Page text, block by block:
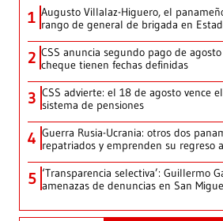
1 Augusto Villalaz-Higuero, el
rango de general de brigada en
2 CSS anuncia segundo pago de
cheque tienen fechas definidas
3 CSS advierte: el 18 de agosto vence
sistema de pensiones
4 Guerra Rusia-Ucrania: otros dos
repatriados y emprenden su regreso
5 ‘Transparencia selectiva’: Guillermo
amenazas de denuncias en San